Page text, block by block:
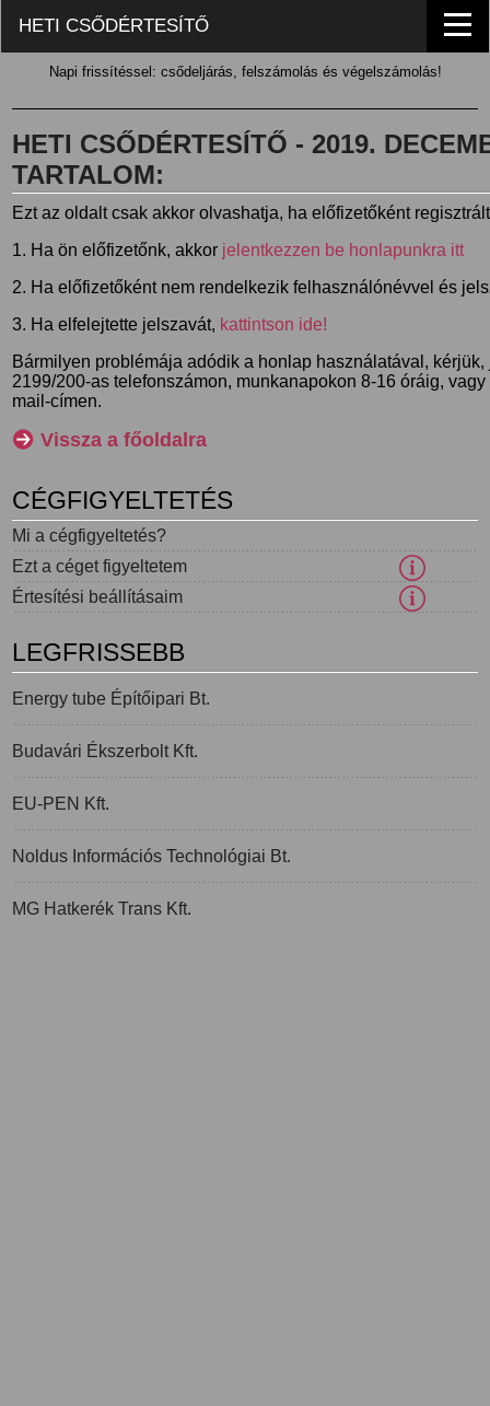
HETI CSŐDÉRTESÍTŐ
Napi frissítéssel: csődeljárás, felszámolás és végelszámolás!
HETI CSŐDÉRTESÍTŐ - 2019.
TARTALOM:
Ezt az oldalt csak akkor olvashatja, ha előfizetőként
1. Ha ön előfizetőnk, akkor jelentkezzen be honlapunkra itt
2. Ha előfizetőként nem rendelkezik felhasználónévvel és
3. Ha elfelejtette jelszavát, kattintson ide!
Bármilyen problémája adódik a honlap használatával,
2199/200-as telefonszámon, munkanapokon 8-16 óráig,
mail-címen.
Vissza a főoldalra
CÉGFIGYELTETÉS
Mi a cégfigyeltetés?
Ezt a céget figyeltetem
Értesítési beállításaim
LEGFRISSEBB
Energy tube Építőipari Bt.
Budavári Ékszerbolt Kft.
EU-PEN Kft.
Noldus Információs Technológiai Bt.
MG Hatkerék Trans Kft.